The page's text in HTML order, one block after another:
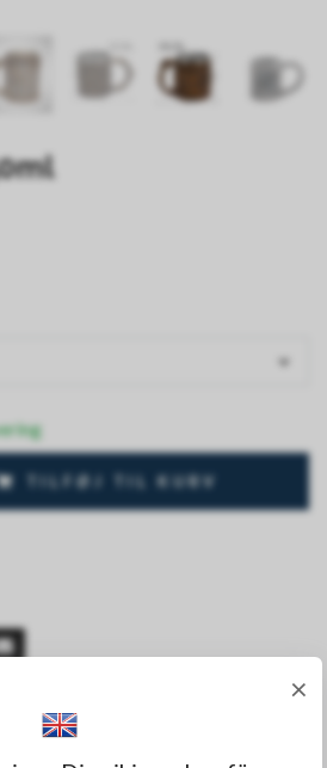
TILFØJ TIL KURV
×